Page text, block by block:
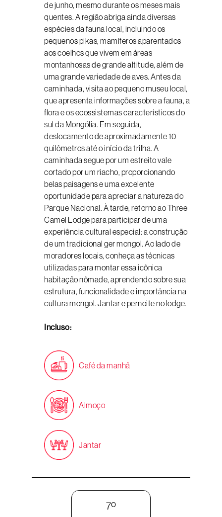
de junho, mesmo durante os meses mais
quentes. A região abriga ainda diversas
espécies da fauna local, incluindo os
pequenos pikas, mamíferos aparentados
aos coelhos que vivem em áreas
montanhosas de grande altitude, além de
uma grande variedade de aves. Antes da
caminhada, visita ao pequeno museu local,
que apresenta informações sobre a fauna, a
flora e os ecossistemas característicos do
sul da Mongólia. Em seguida,
deslocamento de aproximadamente 10
quilômetros até o início da trilha. A
caminhada segue por um estreito vale
cortado por um riacho, proporcionando
belas paisagens e uma excelente
oportunidade para apreciar a natureza do
Parque Nacional. À tarde, retorno ao Three
Camel Lodge para participar de uma
experiência cultural especial: a construção
de um tradicional ger mongol. Ao lado de
moradores locais, conheça as técnicas
utilizadas para montar essa icônica
habitação nômade, aprendendo sobre sua
estrutura, funcionalidade e importância na
cultura mongol. Jantar e pernoite no lodge.
Incluso:
Café da manhã
Almoço
Jantar
7º